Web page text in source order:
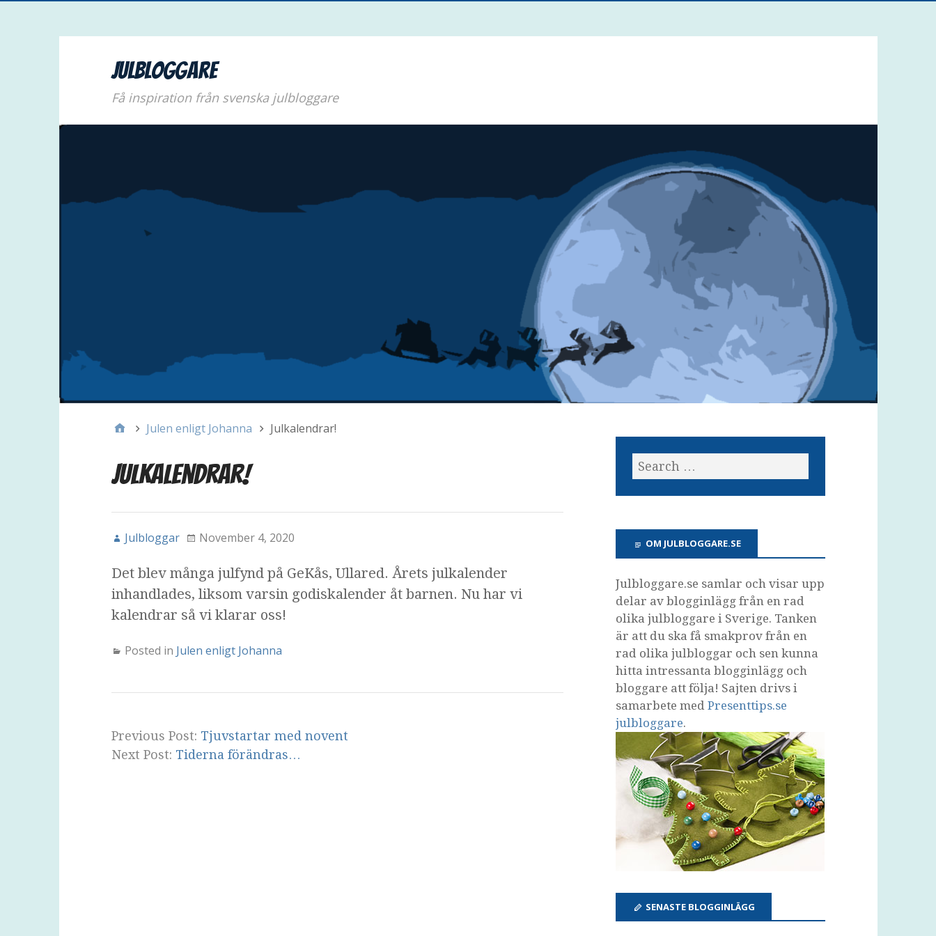
Julbloggare
Få inspiration från svenska julbloggare
Julen enligt Johanna Julkalendrar!
Julkalendrar!
Julbloggar November 4, 2020
Det blev många julfynd på GeKås, Ullared. Årets julkalender
inhandlades, liksom varsin godiskalender åt barnen. Nu har vi
kalendrar så vi klarar oss!
Posted in Julen enligt Johanna
Previous Post: Tjuvstartar med novent
Next Post: Tiderna förändras…
OM JULBLOGGARE.SE
Julbloggare.se samlar och visar upp
delar av blogginlägg från en rad
olika julbloggare i Sverige. Tanken
är att du ska få smakprov från en
rad olika julbloggar och sen kunna
hitta intressanta blogginlägg och
bloggare att följa! Sajten drivs i
samarbete medPresenttips.se
julbloggare.
SENASTE BLOGGINLÄGG